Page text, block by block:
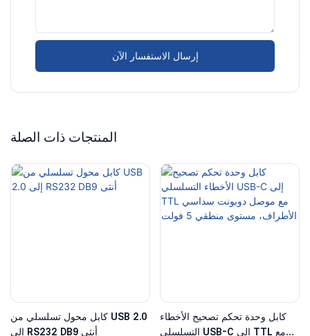
إرسال الاستفسار الآن
المنتجات ذات الصلة
كابل محول تسلسلي من USB 2.0
إلى RS232 DB9 أنثى
كابل وحدة تحكم تصحيح الأخطاء
التسلسلي USB-C إلى TTL مع